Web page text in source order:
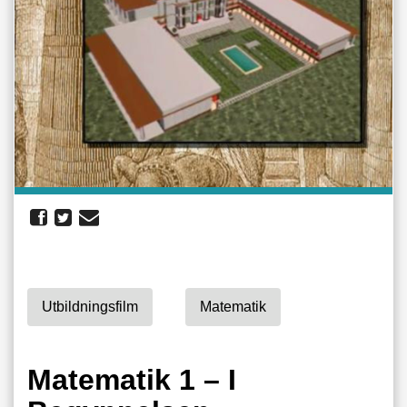
Utbildningsfilm Matematik
Matematik 1 – I